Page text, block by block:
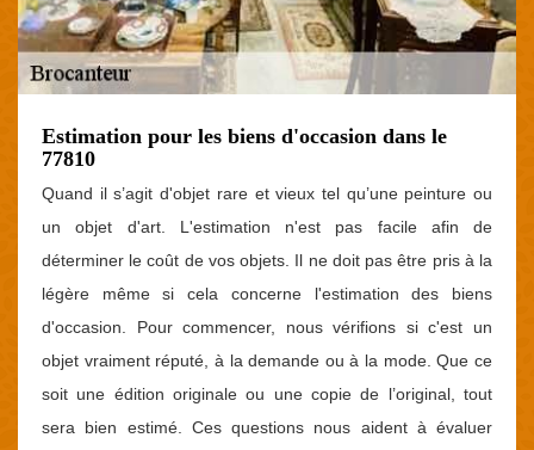
Estimation pour les biens d'occasion dans le
77810
Quand il s’agit d'objet rare et vieux tel qu’une peinture ou
un objet d'art. L'estimation n'est pas facile afin de
déterminer le coût de vos objets. Il ne doit pas être pris à la
légère même si cela concerne l'estimation des biens
d'occasion. Pour commencer, nous vérifions si c'est un
objet vraiment réputé, à la demande ou à la mode. Que ce
soit une édition originale ou une copie de l’original, tout
sera bien estimé. Ces questions nous aident à évaluer